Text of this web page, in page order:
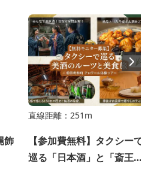
飾
直線距離：251m
【参加費無料】タクシーで
巡る「日本酒」と「斎王」